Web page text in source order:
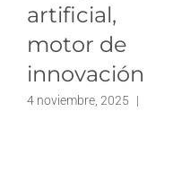
artificial,
motor de
innovación
4 noviembre, 2025 |